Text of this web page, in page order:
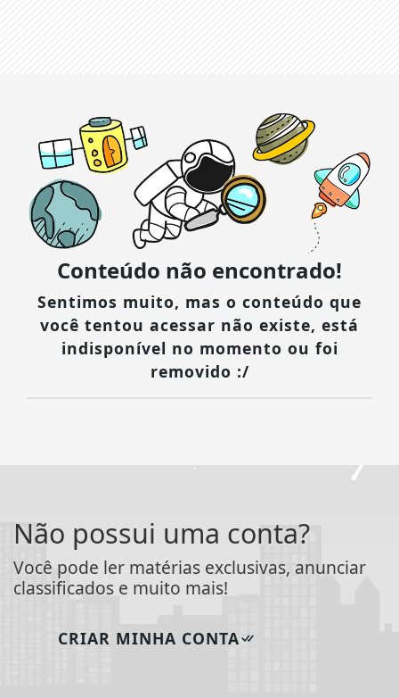
Conteúdo não encontrado!
Sentimos muito, mas o conteúdo que
você tentou acessar não existe, está
indisponível no momento ou foi
removido :/
Não possui uma conta?
Você pode ler matérias exclusivas, anunciar
classificados e muito mais!
CRIAR MINHA CONTA